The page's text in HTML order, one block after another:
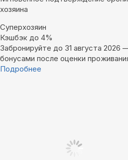
хозяина
Суперхозяин
Кэшбэк до 4%
Забронируйте до 31 августа 2026
бонусами после оценки
Подробнее